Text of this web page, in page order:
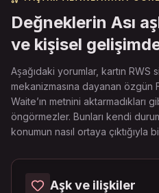
Değneklerin Ası
ve kişisel
Aşağıdaki yorumlar, kartın RWS
mekanizmasına dayanan özgün
Waite’ın metnini aktarmadıkları
öngörmezler. Bunları kendi
konumun nasıl ortaya çıktığıyla
Aşk ve ilişkiler